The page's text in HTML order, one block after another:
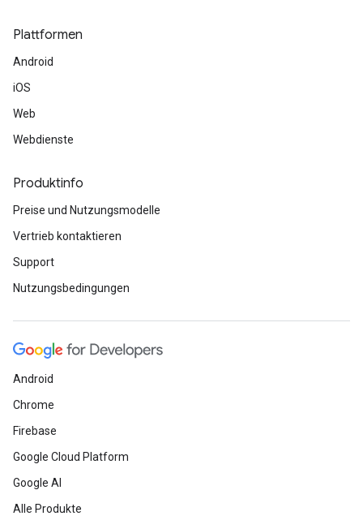
Plattformen
Android
iOS
Web
Webdienste
Produktinfo
Preise und Nutzungsmodelle
Vertrieb kontaktieren
Support
Nutzungsbedingungen
Android
Chrome
Firebase
Google Cloud Platform
Google AI
Alle Produkte